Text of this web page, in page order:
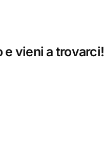
vieni a trovarci!